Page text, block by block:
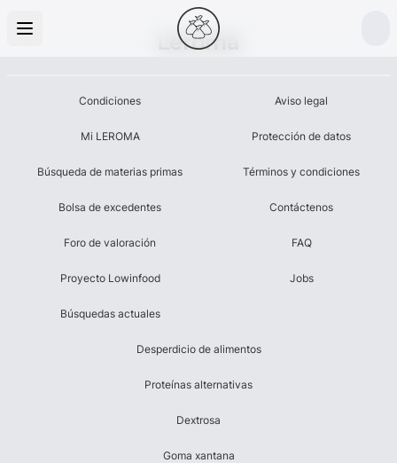
Leroma
Condiciones
Mi LEROMA
Búsqueda de materias primas
Bolsa de excedentes
Foro de valoración
Proyecto Lowinfood
Búsquedas actuales
Aviso legal
Protección de datos
Términos y condiciones
Contáctenos
FAQ
Jobs
Desperdicio de alimentos
Proteínas alternativas
Dextrosa
Goma xantana